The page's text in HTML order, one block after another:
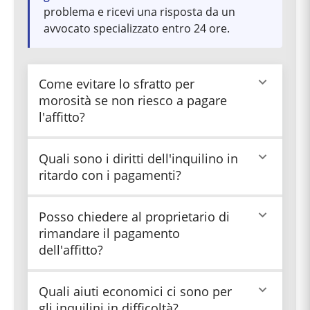
problema e ricevi una risposta da un
avvocato specializzato entro 24 ore.
Come evitare lo sfratto per
morosità se non riesco a pagare
l'affitto?
Contatta immediatamente il proprietario per
comunicare le tue difficoltà e chiedere una
dilazione. Puoi anche valutare le agevolazioni
paghi secondo i termini concordati, il proprietario
non avrà motivo di intimarti lo sfratto.
Quali sono i diritti dell'inquilino in
ritardo con i pagamenti?
L'inquilino ha il diritto di richiedere un rinvio del
pagamento al proprietario, negoziare una
soluzione alternativa, accedere a forme di
sostegno governativo e ricorrere ad assistenza
di sfratto.
Posso chiedere al proprietario di
rimandare il pagamento
dell'affitto?
Sì, puoi richiedere una dilazione al proprietario
comunicandogli le tue difficoltà economiche
Quali aiuti economici ci sono per